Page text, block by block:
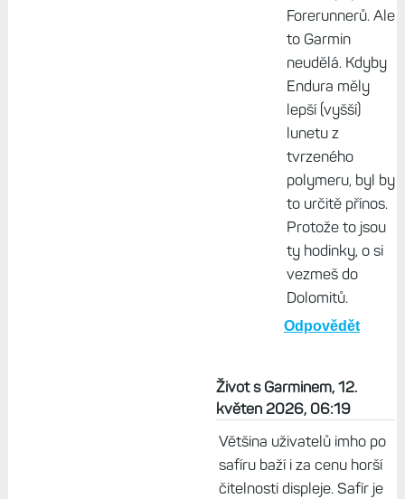
Forerunnerů. Ale
to Garmin
neudělá. Kdyby
Endura měly
lepší (vyšší)
lunetu z
tvrzeného
polymeru, byl by
to určitě přínos.
Protože to jsou
ty hodinky, o si
vezmeš do
Dolomitů.
Odpovědět
Život s Garminem, 12.
květen 2026, 06:19
Většina uživatelů imho po
safíru baží i za cenu horší
čitelnosti displeje. Safír je